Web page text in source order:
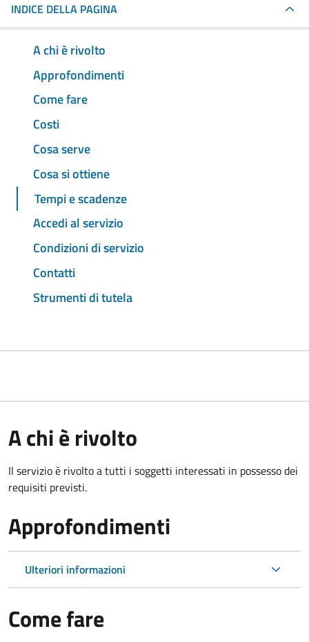
INDICE DELLA PAGINA
A chi è rivolto
Approfondimenti
Come fare
Costi
Cosa serve
Cosa si ottiene
Tempi e scadenze
Accedi al servizio
Condizioni di servizio
Contatti
Strumenti di tutela
A chi è rivolto
Il servizio è rivolto a tutti i soggetti interessati in possesso dei
requisiti previsti.
Approfondimenti
Ulteriori informazioni
Come fare